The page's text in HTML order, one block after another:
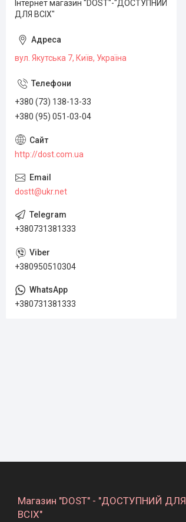
Інтернет магазин "DOST"-"ДОСТУПНИЙ
ДЛЯ ВСІХ"
вул. Якутська 7, Київ, Україна
+380 (73) 138-13-33
+380 (95) 051-03-04
http://dost.com.ua
dostt@ukr.net
+380731381333
+380950510304
+380731381333
Магазин "DOST" - "ДОСТУПНИЙ ДЛЯ
ВСІХ"